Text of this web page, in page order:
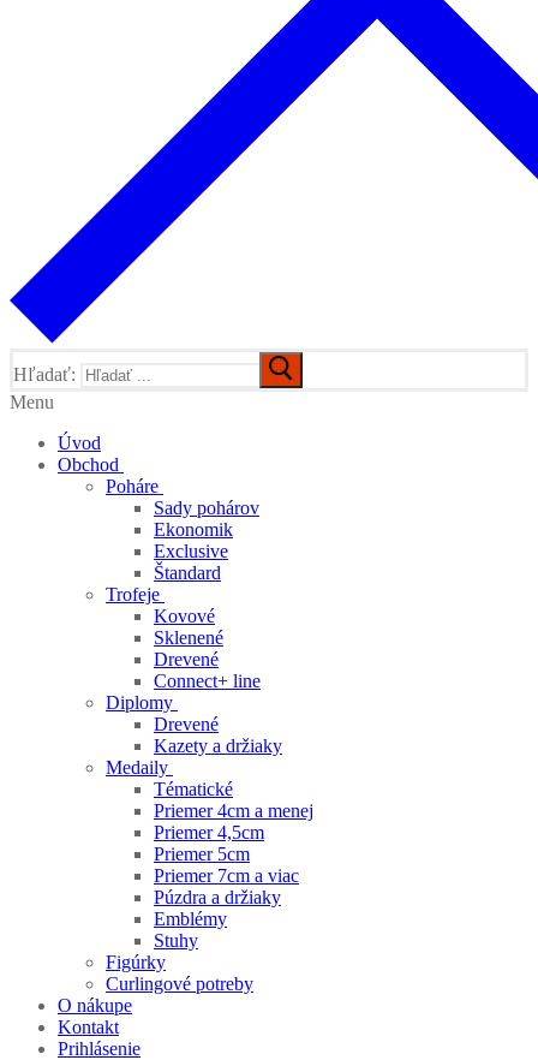
Hľadať:
Menu
Úvod
Obchod
Poháre
Sady pohárov
Ekonomik
Exclusive
Štandard
Trofeje
Kovové
Sklenené
Drevené
Connect+ line
Diplomy
Drevené
Kazety a držiaky
Medaily
Tématické
Priemer 4cm a menej
Priemer 4,5cm
Priemer 5cm
Priemer 7cm a viac
Púzdra a držiaky
Emblémy
Stuhy
Figúrky
Curlingové potreby
O nákupe
Kontakt
Prihlásenie